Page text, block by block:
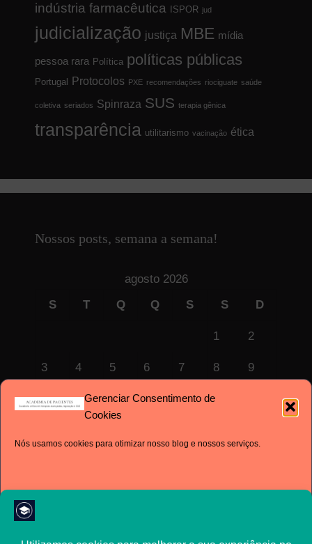
Gerenciar Consentimento de
Cookies
Nós usamos cookies para otimizar nosso blog e nossos serviços.
indústria farmacêutica ISPOR jud
judicialização justiça MBE mídia
pessoa rara Política políticas públicas
Portugal Protocolos PXE recomendações riociguate saúde
coletiva seriados Spinraza SUS terapia gênica
transparência utilitarismo vacinação ética
Nossos posts, semana a semana!
agosto 2026
S
T Q Q S S D
1 2
3 4 5 6 7 8 9
10 11 12 13 14 15
31